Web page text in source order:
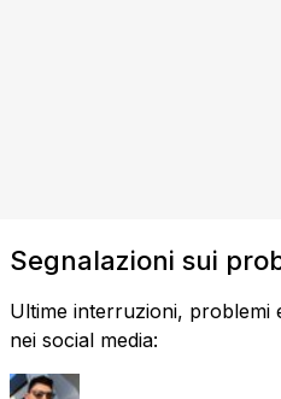
Segnalazioni sui
Ultime interruzioni, problemi
nei social media: